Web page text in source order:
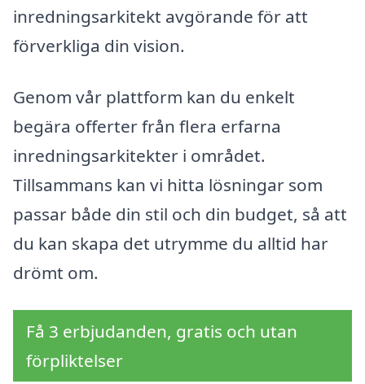
inredningsarkitekt avgörande för att
förverkliga din vision.
Genom vår plattform kan du enkelt
begära offerter från flera erfarna
inredningsarkitekter i området.
Tillsammans kan vi hitta lösningar som
passar både din stil och din budget, så att
du kan skapa det utrymme du alltid har
drömt om.
Få 3 erbjudanden, gratis och utan
förpliktelser